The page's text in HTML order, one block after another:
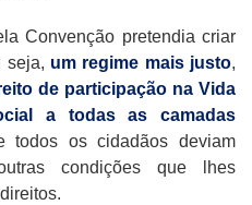
Convenção pretendia criar
seja, um regime mais justo,
de participação na Vida
a todas as camadas
todos os cidadãos deviam
condições que lhes